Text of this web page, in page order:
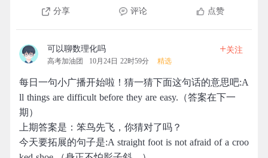
分享 评论 点赞
可以聊数理化吗
高考加油团 10月24日 22时59分 精选
+关注
每日一句小广播开始啦！猜一猜下面这句话的意思吧:A
ll things are difficult before they are easy.（答案在下一
期）
上期答案是：笨鸟先飞，你猜对了吗？
今天要拓展的句子是:A straight foot is not afraid of a croo